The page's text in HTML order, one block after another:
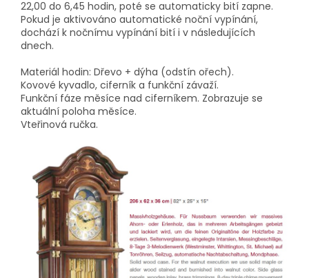
22,00 do 6,45 hodin, poté se automaticky bití zapne.
Pokud je aktivováno automatické noční vypínání,
dochází k nočnímu vypínání bití i v následujících
dnech.
Materiál hodin: Dřevo + dýha (odstín ořech).
Kovové kyvadlo, ciferník a funkční závaží.
Funkční fáze měsíce nad ciferníkem. Zobrazuje se
aktuální poloha měsíce.
Vteřinová ručka.